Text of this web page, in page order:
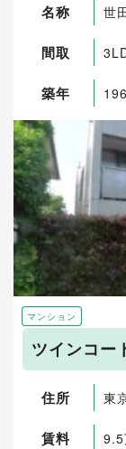
名称 世
間取
築年
マンション
ツインコー
住所 東
賃料 9.5